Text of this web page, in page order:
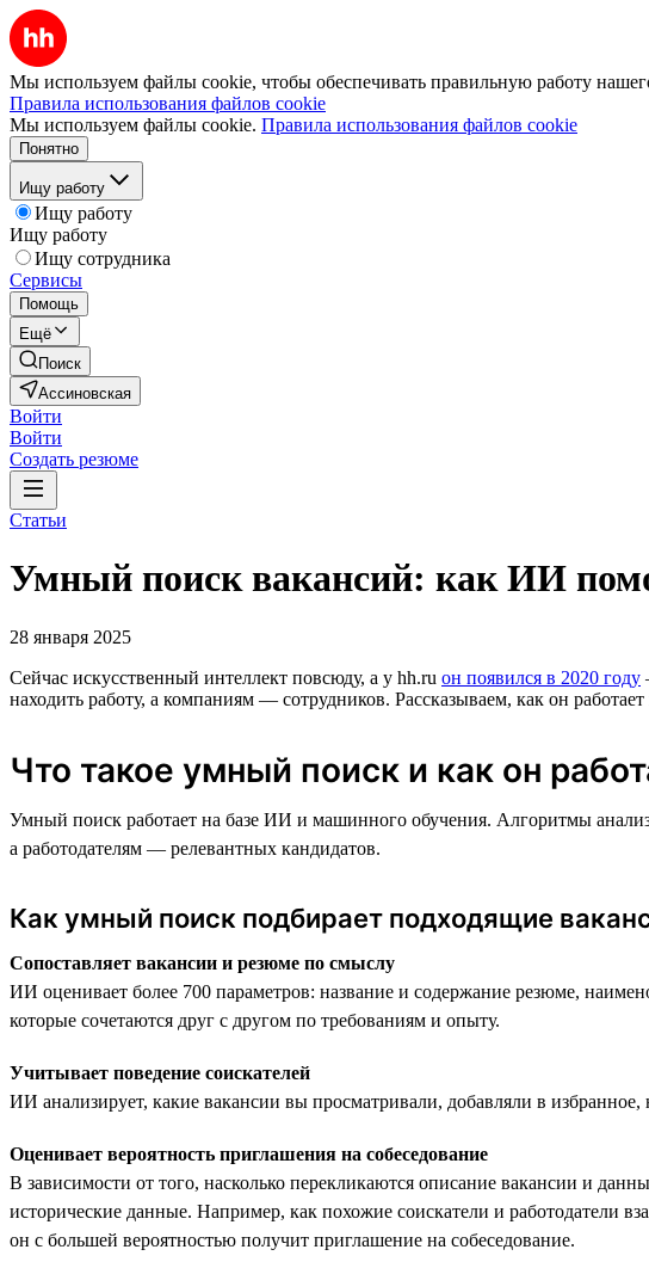
Мы используем файлы cookie, чтобы обеспечивать правильную работу
Правила использования файлов cookie
Мы используем файлы cookie. Правила использования файлов cookie
Понятно
Ищу работу
Ищу работу
Ищу работу
Ищу сотрудника
Сервисы
Помощь
Ещё
Поиск
Ассиновская
Войти
Войти
Создать резюме
Статьи
Умный поиск вакансий: как ИИ
28 января 2025
Сейчас искусственный интеллект повсюду, а у hh.ru он появился в 2020 году
находить работу, а компаниям — сотрудников. Рассказываем, как он
Что такое умный поиск и как он
Умный поиск работает на базе ИИ и машинного обучения. Алгоритмы
а работодателям — релевантных кандидатов.
Как умный поиск подбирает подходящие
Сопоставляет вакансии и резюме по смыслу
ИИ оценивает более 700 параметров: название и содержание резюме,
которые сочетаются друг с другом по требованиям и опыту.
Учитывает поведение соискателей
ИИ анализирует, какие вакансии вы просматривали, добавляли в
Оценивает вероятность приглашения на собеседование
В зависимости от того, насколько перекликаются описание вакансии и
исторические данные. Например, как похожие соискатели и работодатели
он с большей вероятностью получит приглашение на собеседование.